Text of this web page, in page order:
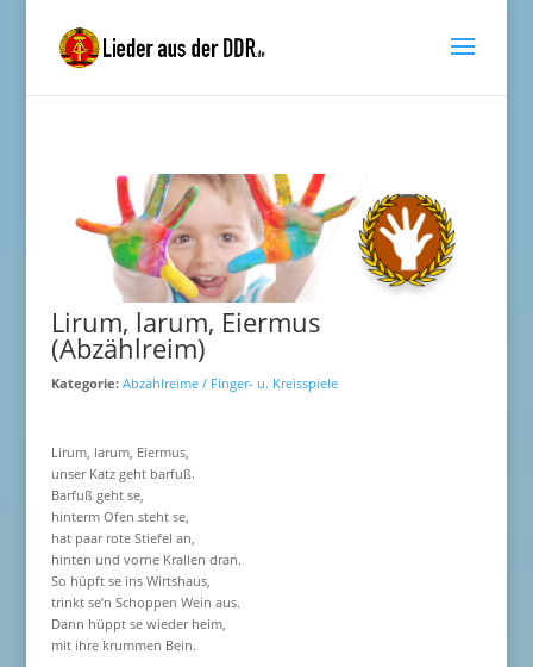
Lirum, larum, Eiermus
(Abzählreim)
Kategorie: Abzählreime / Finger- u. Kreisspiele
Lirum, larum, Eiermus,
unser Katz geht barfuß.
Barfuß geht se,
hinterm Ofen steht se,
hat paar rote Stiefel an,
hinten und vorne Krallen dran.
So hüpft se ins Wirtshaus,
trinkt se’n Schoppen Wein aus.
Dann hüppt se wieder heim,
mit ihre krummen Bein.